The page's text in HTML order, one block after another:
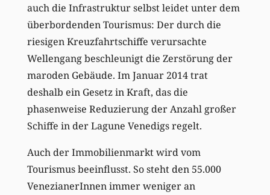
auch die Infrastruktur selbst leidet unter dem
überbordenden Tourismus: Der durch die
riesigen Kreuzfahrtschiffe verursachte
Wellengang beschleunigt die Zerstörung der
maroden Gebäude. Im Januar 2014 trat
deshalb ein Gesetz in Kraft, das die
phasenweise Reduzierung der Anzahl großer
Schiffe in der Lagune Venedigs regelt.
Auch der Immobilienmarkt wird vom
Tourismus beeinflusst. So steht den 55.000
VenezianerInnen immer weniger an